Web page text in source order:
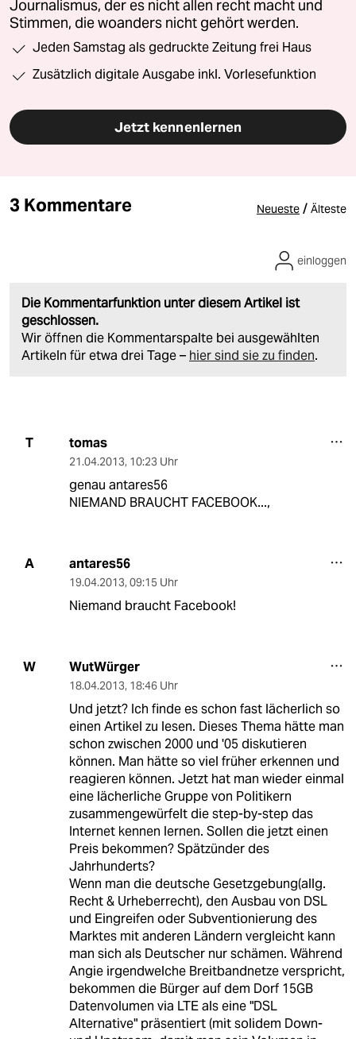
Journalismus, der es nicht allen recht macht und
Stimmen, die woanders nicht gehört werden.
Jeden Samstag als gedruckte Zeitung frei Haus
Zusätzlich digitale Ausgabe inkl. Vorlesefunktion
Jetzt kennenlernen
3 Kommentare Neueste / Älteste
Die Kommentarfunktion unter diesem Artikel ist
geschlossen.
Wir öffnen die Kommentarspalte bei ausgewählten
Artikeln für etwa drei Tage – hier sind sie zu finden.
einloggen
T tomas
21.04.2013, 10:23 Uhr
genau antares56
NIEMAND BRAUCHT FACEBOOK...,
A antares56
19.04.2013, 09:15 Uhr
Niemand braucht Facebook!
W WutWürger
18.04.2013, 18:46 Uhr
Und jetzt? Ich finde es schon fast lächerlich so
einen Artikel zu lesen. Dieses Thema hätte man
schon zwischen 2000 und '05 diskutieren
können. Man hätte so viel früher erkennen und
reagieren können. Jetzt hat man wieder einmal
eine lächerliche Gruppe von Politikern
zusammengewürfelt die step-by-step das
Internet kennen lernen. Sollen die jetzt einen
Preis bekommen? Spätzünder des
Jahrhunderts?
Wenn man die deutsche Gesetzgebung(allg.
Recht & Urheberrecht), den Ausbau von DSL
und Eingreifen oder Subventionierung des
Marktes mit anderen Ländern vergleicht kann
man sich als Deutscher nur schämen. Während
Angie irgendwelche Breitbandnetze verspricht,
bekommen die Bürger auf dem Dorf 15GB
Datenvolumen via LTE als eine "DSL
Alternative" präsentiert (mit solidem Down-